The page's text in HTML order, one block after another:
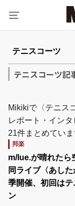
テニスコーツ記
Mikikiで〈テニス
レポート・イン
21件まとめていま
邦楽
m/lue.が晴れたら
同ライブ〈あし
季開催、初回は
ン